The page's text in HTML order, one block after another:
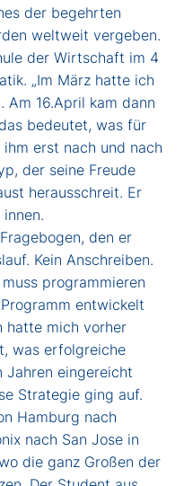
der begehrten
weltweit vergeben.
der Wirtschaft im 4
„Im März hatte ich
Am 16.April kam dann
bedeutet, was für
erst nach und nach
der seine Freude
herausschreit. Er
den er
Kein Anschreiben.
programmieren
entwickelt
hatte mich vorher
was erfolgreiche
Jahren eingereicht
Strategie ging auf.
Hamburg nach
nach San Jose in
die ganz Großen der